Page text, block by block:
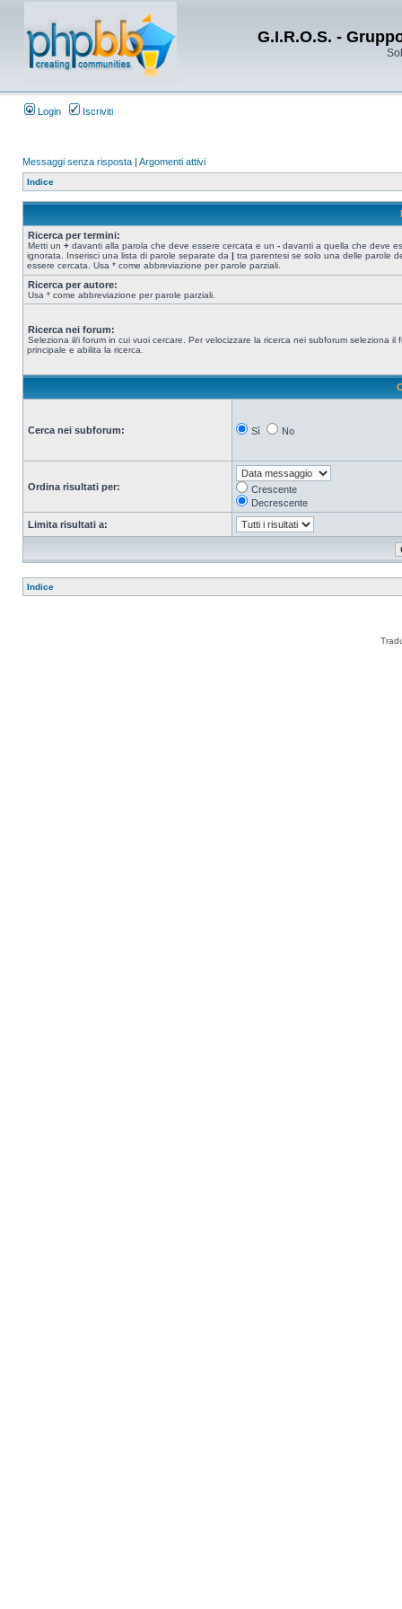
G.I.R.O.S. -
Login Iscriviti
Messaggi senza risposta | Argomenti attivi
Indice
Ricerca per termini:
Metti un + davanti alla parola che deve essere cercata e un - davanti a quella che deve
ignorata. Inserisci una lista di parole separate da | tra parentesi se solo una delle parole
essere cercata. Usa * come abbreviazione per parole parziali.
Ricerca per autore:
Usa * come abbreviazione per parole parziali.
Ricerca nei forum:
Seleziona il/i forum in cui vuoi cercare. Per velocizzare la ricerca nei subforum seleziona il
principale e abilita la ricerca.
Cerca nei subforum: Sì No
Ordina risultati per:
Crescente
Decrescente
Limita risultati a:
Indice